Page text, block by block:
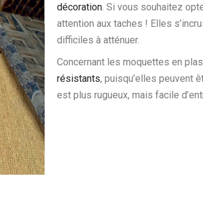
décoration. Si vous souhaitez
attention aux taches ! Elles
difficiles à atténuer.
Concernant les moquettes en
résistants, puisqu’elles peuvent
est plus rugueux, mais facile